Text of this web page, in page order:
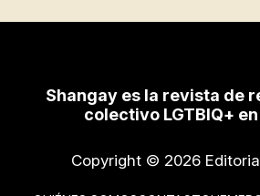
Shangay es la revista de
colectivo LGTBIQ+
Copyright © 2026